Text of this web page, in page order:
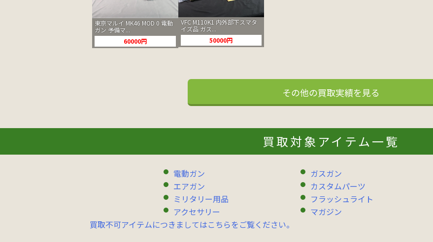
東京マルイ MK46 MOD 0 電動
ガン 予備マ...
60000円
VFC M110K1 内外部下スマタ
イズ品 ガス...
50000円
その他の買取実績を見る
買取対象アイテム一覧
電動ガン ガスガン
エアガン
カスタムパーツ
ミリタリー用品
フラッシュライト
アクセサリー
マガジン
買取不可アイテムにつきましてはこちらをご覧ください。